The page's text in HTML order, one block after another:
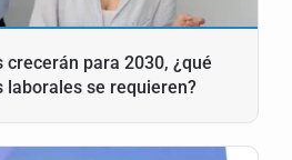
crecerán para 2030, ¿qué
laborales se requieren?